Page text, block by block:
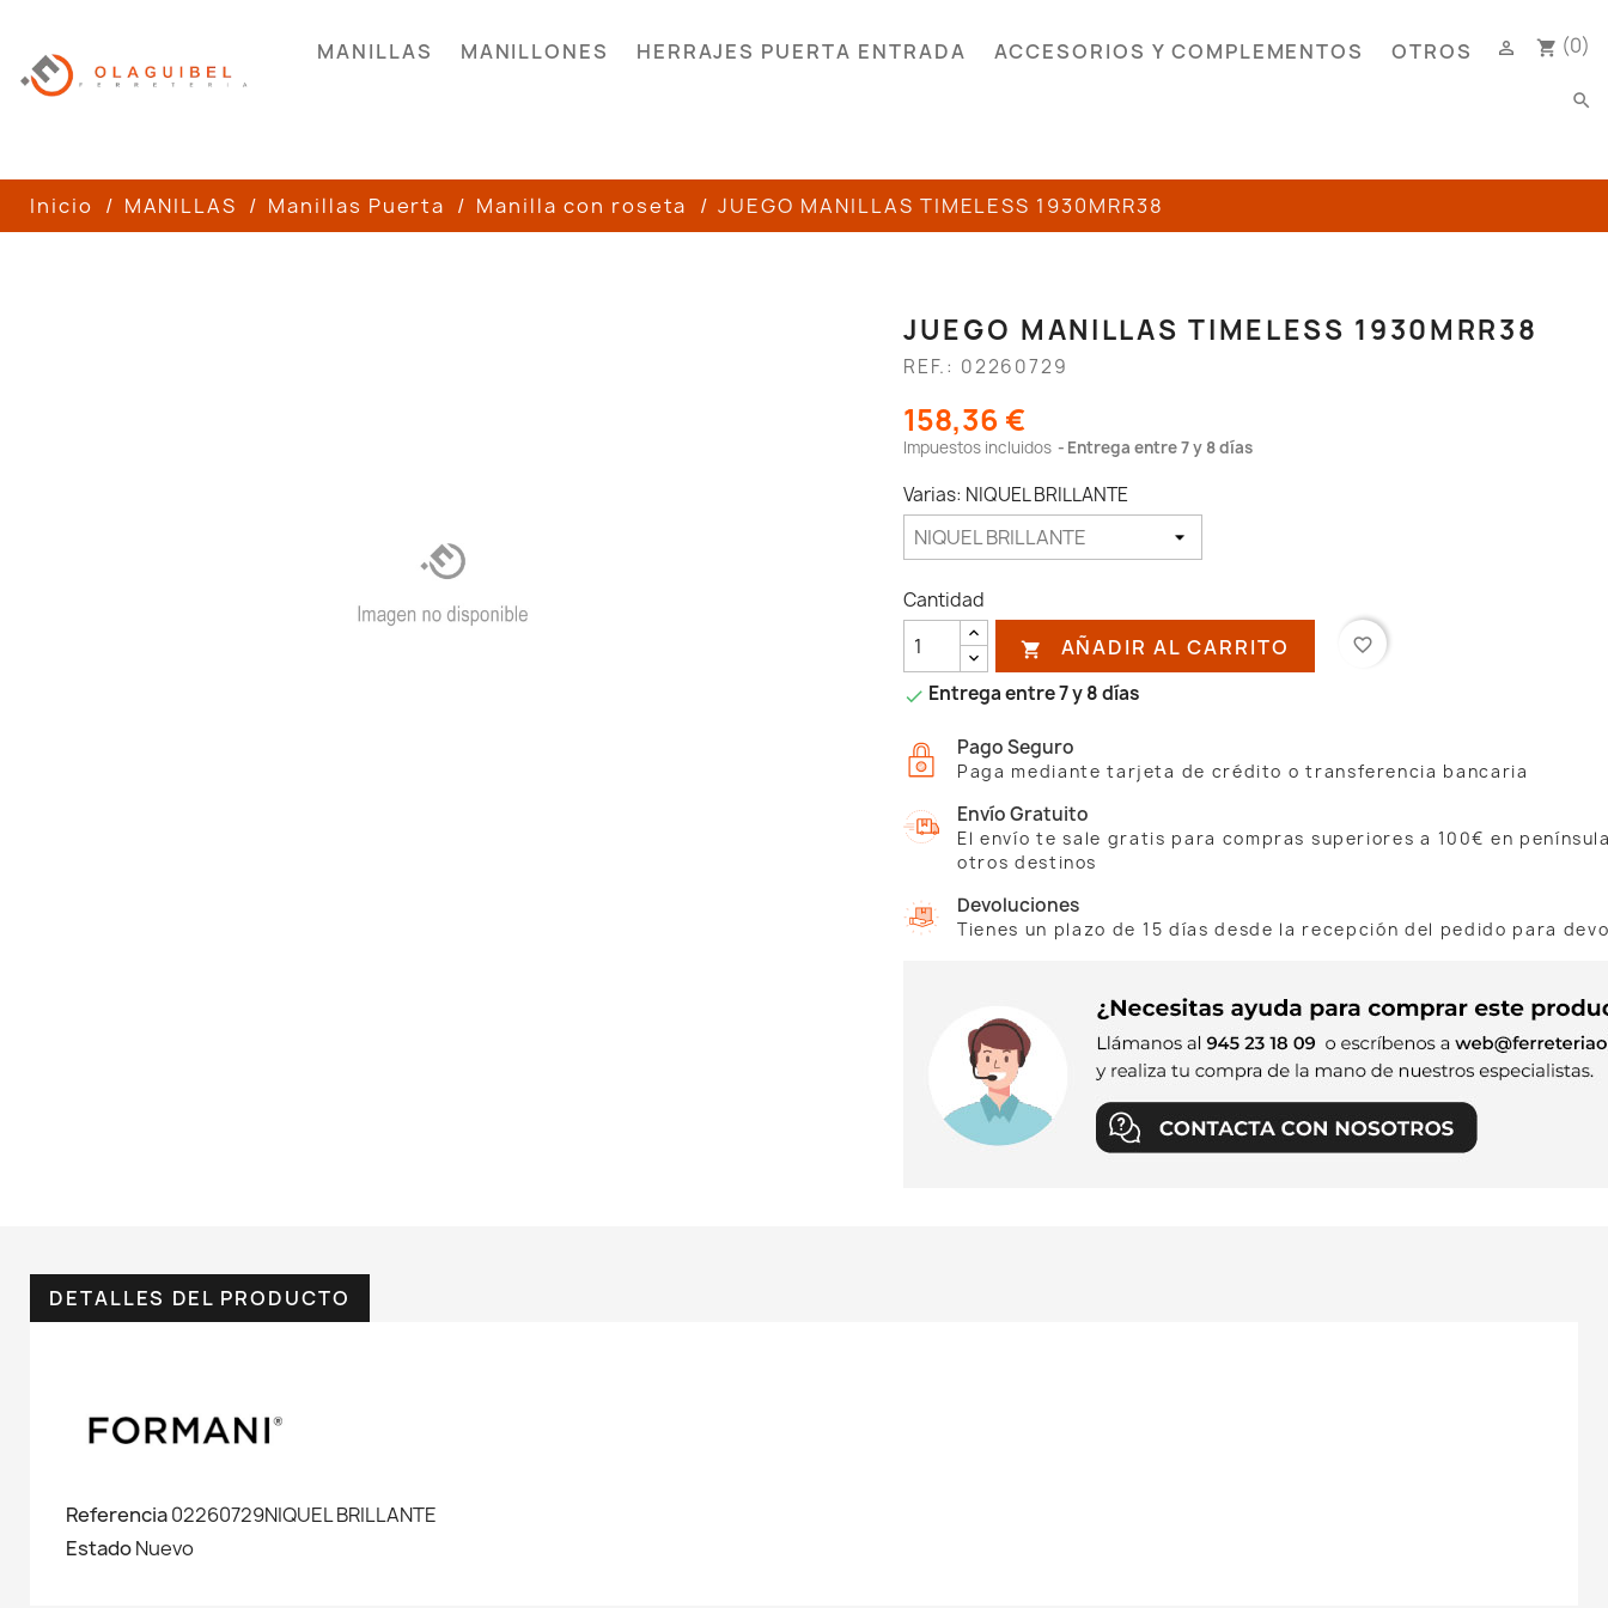
MANILLAS MANILLONES HERRAJES PUERTA ENTRADA ACCESORIOS Y COMPLEMENTOS OTROS shopping_cart (0)

search
Inicio MANILLAS Manillas Puerta Manilla con roseta JUEGO MANILLAS TIMELESS 1930MRR38
JUEGO MANILLAS TIMELESS 1930MRR38
REF.: 02260729
158,36 €
Impuestos incluidos Entrega entre 7 y 8 días
Varias: NIQUEL BRILLANTE
Cantidad
 AÑADIR AL CARRITO favorite_border
 Entrega entre 7 y 8 días
Pago Seguro
Paga mediante tarjeta de crédito o transferencia bancaria
Envío Gratuito
El envío te sale gratis para compras superiores a 100€ en
otros destinos
Devoluciones
Tienes un plazo de 15 días desde la recepción del pedido para
DETALLES DEL PRODUCTO
Referencia02260729NIQUEL BRILLANTE
EstadoNuevo